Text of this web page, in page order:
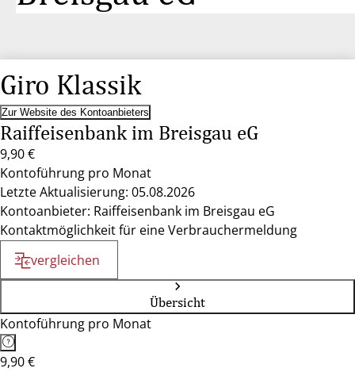
Giro Klassik
Zur Website des Kontoanbieters
Raiffeisenbank im Breisgau eG
9,90 €
Kontoführung pro Monat
Letzte Aktualisierung: 05.08.2026
Kontoanbieter: Raiffeisenbank im Breisgau eG
Kontaktmöglichkeit für eine Verbrauchermeldung
vergleichen
Übersicht
Kontoführung pro Monat
9,90 €